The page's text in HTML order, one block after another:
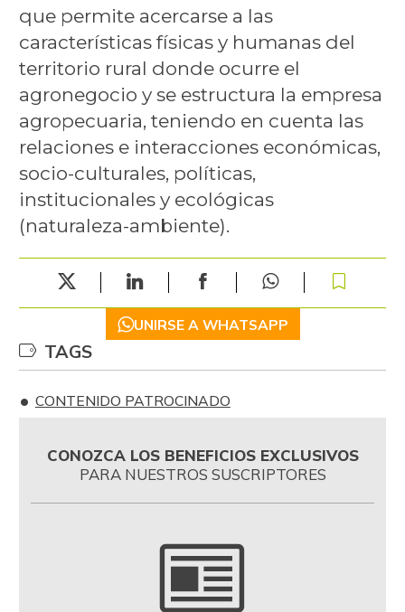
que permite acercarse a las
características físicas y humanas del
territorio rural donde ocurre el
agronegocio y se estructura la empresa
agropecuaria, teniendo en cuenta las
relaciones e interacciones económicas,
socio-culturales, políticas,
institucionales y ecológicas
(naturaleza-ambiente).
UNIRSE A WHATSAPP
TAGS
CONTENIDO PATROCINADO
CONOZCA LOS BENEFICIOS EXCLUSIVOS
PARA NUESTROS SUSCRIPTORES